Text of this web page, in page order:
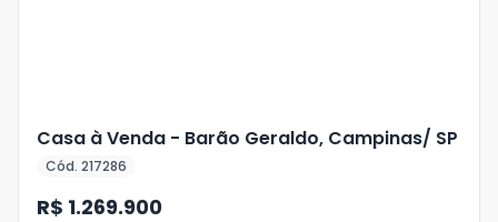
Casa à Venda - Barão Geraldo, Campinas/ SP
Cód. 217286
R$ 1.269.900